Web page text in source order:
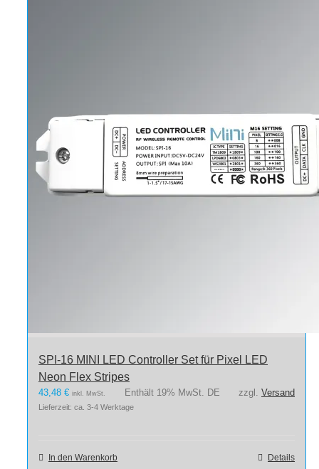
SPI-16 MINI LED Controller Set für Pixel LED
Neon Flex Stripes
43,48 € inkl. MwSt. Enthält 19% MwSt. DE zzgl. Versand
Lieferzeit: ca. 3-4 Werktage
In den Warenkorb Details